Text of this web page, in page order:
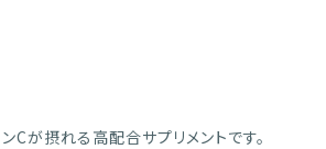
が摂れる高配合サプリメントです。